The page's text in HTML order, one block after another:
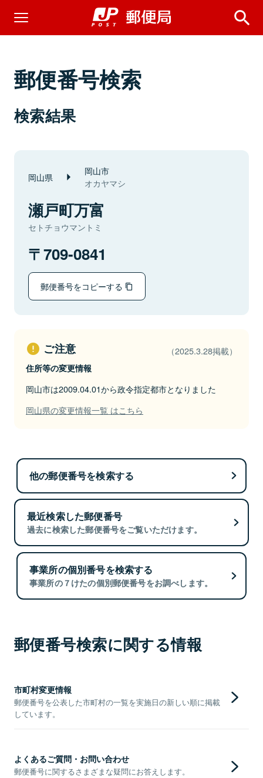
郵便番号検索
検索結果
岡山県 岡山市
オカヤマシ
瀬戸町万富
セトチョウマントミ
709-0841
郵便番号をコピーする
ご注意 （2025.3.28掲載）
住所等の変更情報
岡山市は2009.04.01から政令指定都市となりました
岡山県の変更情報一覧 はこちら
他の郵便番号を検索する
最近検索した郵便番号
過去に検索した郵便番号をご覧いただけます。
事業所の個別番号を検索する
事業所の７けたの個別郵便番号をお調べします。
郵便番号検索に関する情報
市町村変更情報
郵便番号を公表した市町村の一覧を実施日の新しい順に掲載
しています。
よくあるご質問・お問い合わせ
郵便番号に関するさまざまな疑問にお答えします。